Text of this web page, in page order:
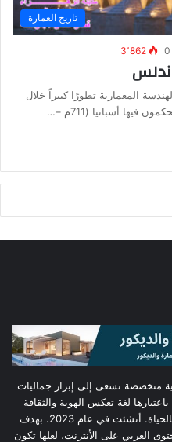
تاريخ العمارة
0 3٬862
المعمارية تطورًا كبيراً خلال
فيها أسبانيا (711م –…
متخصصة تسعى إلى إبراز جماليات
لغة تعكس الهوية والثقافة
وتحوّل الفراغات إلى مساحات نابضة بالحياة. أنشئت في عام 2023. بهدف
العربي على الأنترنت، لعلها تكون